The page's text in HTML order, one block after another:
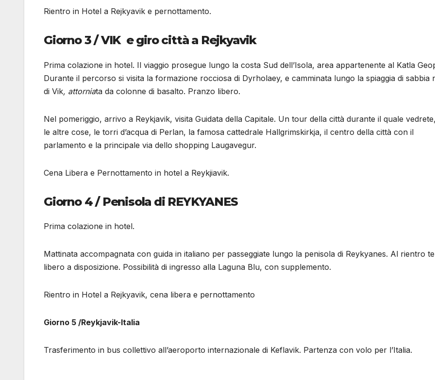
Rientro in Hotel a Rejkyavik e pernottamento.
Giorno 3 / VIK e giro città a Rejkyavik
Prima colazione in hotel. Il viaggio prosegue lungo la costa Sud dell’Isola, area appartenente al Katla
Durante il percorso si visita la formazione rocciosa di Dyrholaey, e camminata lungo la spiaggia di sabbia
di Vik, attorniata da colonne di basalto. Pranzo libero.
Nel pomeriggio, arrivo a Reykjavik, visita Guidata della Capitale. Un tour della città durante il quale
le altre cose, le torri d’acqua di Perlan, la famosa cattedrale Hallgrimskirkja, il centro della città con il
parlamento e la principale via dello shopping Laugavegur.
Cena Libera e Pernottamento in hotel a Reykjiavik.
Giorno 4 / Penisola di REYKYANES
Prima colazione in hotel.
Mattinata accompagnata con guida in italiano per passeggiate lungo la penisola di Reykyanes. Al rientro
libero a disposizione. Possibilità di ingresso alla Laguna Blu, con supplemento.
Rientro in Hotel a Rejkyavik, cena libera e pernottamento
Giorno 5 /Reykjavik-Italia
Trasferimento in bus collettivo all’aeroporto internazionale di Keflavik. Partenza con volo per l’Italia.